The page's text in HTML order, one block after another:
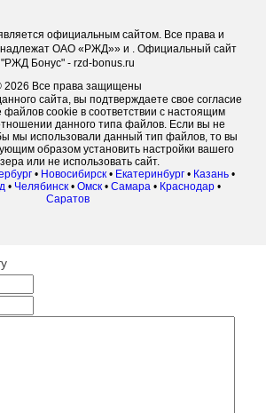
официальным сайтом. Все права и
ОАО «РЖД»» и . Официальный сайт
"РЖД Бонус" - rzd-bonus.ru
2026 Все права защищены
сайта, вы подтверждаете свое согласие
файлов cookie в соответствии с настоящим
данного типа файлов. Если вы не
мы использовали данный тип файлов, то вы
образом установить настройки вашего
или не использовать сайт.
• Новосибирск • Екатеринбург • Казань •
• Челябинск• Омск• Самара• Краснодар•
Саратов